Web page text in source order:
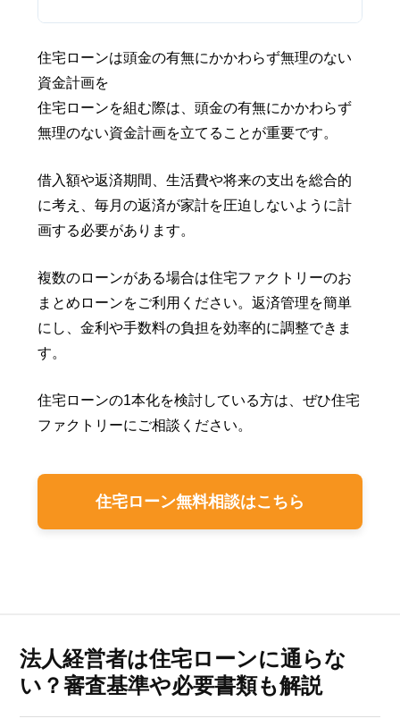
住宅ローンは頭金の有無にかかわらず無理のない
資金計画を
住宅ローンを組む際は、頭金の有無にかかわらず
無理のない資金計画を立てることが重要です。
借入額や返済期間、生活費や将来の支出を総合的
に考え、毎月の返済が家計を圧迫しないように計
画する必要があります。
複数のローンがある場合は住宅ファクトリーのお
まとめローンをご利用ください。返済管理を簡単
にし、金利や手数料の負担を効率的に調整できま
す。
住宅ローンの1本化を検討している方は、ぜひ住宅
ファクトリーにご相談ください。
住宅ローン無料相談はこちら
法人経営者は住宅ローンに通らな
い？審査基準や必要書類も解説